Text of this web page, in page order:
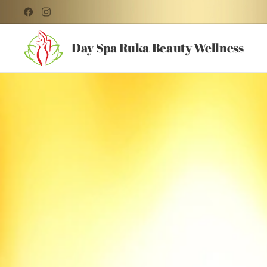
Day Spa Ruka Beauty Wellness